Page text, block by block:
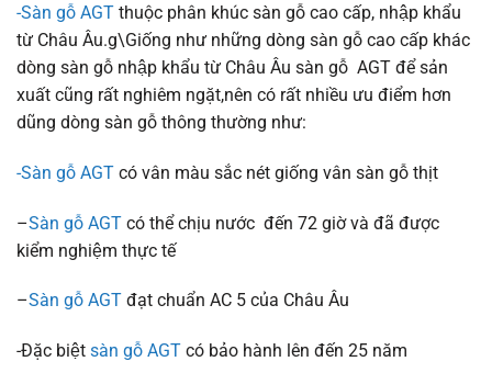
-Sàn gỗ AGT thuộc phân khúc sàn gỗ cao cấp, nhập khẩu
từ Châu Âu.g\Giống như những dòng sàn gỗ cao cấp khác
dòng sàn gỗ nhập khẩu từ Châu Âu sàn gỗ AGT để sản
xuất cũng rất nghiêm ngặt,nên có rất nhiều ưu điểm hơn
dũng dòng sàn gỗ thông thường như:
-Sàn gỗ AGT có vân màu sắc nét giống vân sàn gỗ thịt
–Sàn gỗ AGT có thể chịu nước đến 72 giờ và đã được
kiểm nghiệm thực tế
–Sàn gỗ AGT đạt chuẩn AC 5 của Châu Âu
-Đặc biệt sàn gỗ AGT có bảo hành lên đến 25 năm